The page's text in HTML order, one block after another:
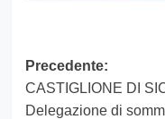
articolo
Precedente:
CASTIGLIONE DI
Delegazione di